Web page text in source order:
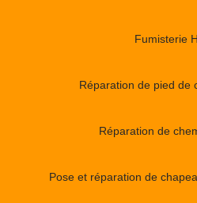
Fumisterie
Réparation de pied de
Réparation de
Pose et réparation de